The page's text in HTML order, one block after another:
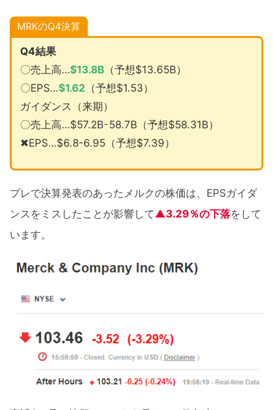
MRKのQ4決算
Q4結果
〇売上高…$13.8B（予想$13.65B）
〇EPS…$1.62 （予想$1.53）
ガイダンス（来期）
〇売上高…$57.2Bｰ58.7B（予想$58.31B）
✖EPS…$6.8-6.95（予想$7.39）
プレで決算発表のあったメルクの株価は、EPSガイダ
ンスをミスしたことが影響して▲3.29％の下落をして
います。